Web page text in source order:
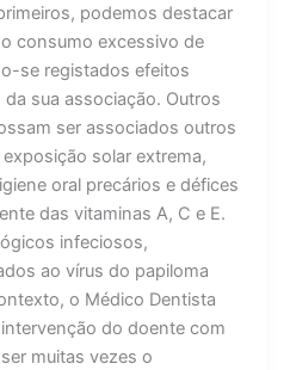
podemos destacar
consumo excessivo de
se registados efeitos
sua associação. Outros
ser associados outros
solar extrema,
oral precários e défices
das vitaminas A, C e E.
infeciosos,
ao vírus do papiloma
o Médico Dentista
do doente com
muitas vezes o